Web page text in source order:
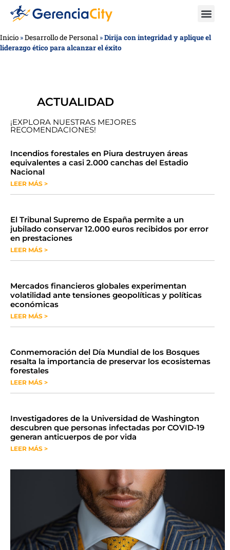
Inicio »Desarrollo de Personal »Dirija con integridad y aplique el
liderazgo ético para alcanzar el éxito
ACTUALIDAD
¡EXPLORA NUESTRAS MEJORES
RECOMENDACIONES!
​​​​Incendios forestales en Piura destruyen áreas
equivalentes a casi 2.000 canchas del Estadio
Nacional
LEER MÁS >
​El Tribunal Supremo de España permite a un
jubilado conservar 12.000 euros recibidos por error
en prestaciones
LEER MÁS >
Mercados financieros globales experimentan
volatilidad ante tensiones geopolíticas y políticas
económicas
LEER MÁS >
Conmemoración del Día Mundial de los Bosques
resalta la importancia de preservar los ecosistemas
forestales
LEER MÁS >
Investigadores de la Universidad de Washington
descubren que personas infectadas por COVID-19
generan anticuerpos de por vida
LEER MÁS >